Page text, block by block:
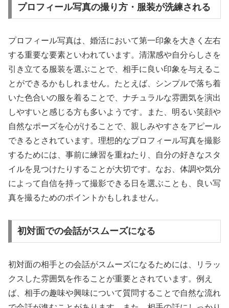
プロフィール写真の撮り方・服装が洗練される
プロフィール写真は、婚活において第一印象を大きく左右
する重要な要素といわれています。清潔感や自分らしさを
引き立てる服装を選ぶことで、相手に良い印象を与えるこ
とができるかもしれません。たとえば、シンプルで落ち着
いた色合いの服を着ることで、ナチュラルな雰囲気を演出
しやすいと感じる方も多いようです。また、明るい笑顔や
自然なポーズを心がけることで、親しみやすさをアピール
できるとされています。理想的なプロフィール写真を撮影
するためには、事前に練習を重ねたり、自分の好きなスタ
イルを見つけたりすることが大切です。なお、体調や気分
によって自信を持って撮影できる日を選ぶことも、良い写
真を撮るためのポイントかもしれません。
初対面での会話がスムーズになる
初対面の相手との会話がスムーズになるためには、リラッ
クスした雰囲気を作ることが重要とされています。例え
ば、相手の趣味や興味について質問することで自然な流れ